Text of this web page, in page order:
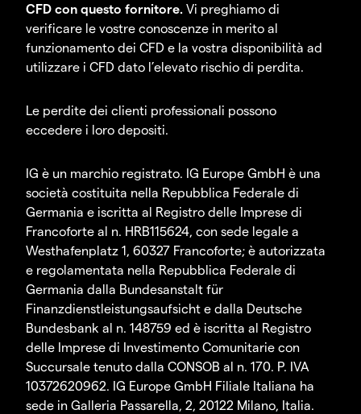
CFD con questo fornitore. Vi preghiamo di
verificare le vostre conoscenze in merito al
funzionamento dei CFD e la vostra disponibilità ad
utilizzare i CFD dato l’elevato rischio di perdita.
Le perdite dei clienti professionali possono
eccedere i loro depositi.
IG è un marchio registrato. IG Europe GmbH è una
società costituita nella Repubblica Federale di
Germania e iscritta al Registro delle Imprese di
Francoforte al n. HRB115624, con sede legale a
Westhafenplatz 1, 60327 Francoforte; è autorizzata
e regolamentata nella Repubblica Federale di
Germania dalla Bundesanstalt für
Finanzdienstleistungsaufsicht e dalla Deutsche
Bundesbank al n. 148759 ed è iscritta al Registro
delle Imprese di Investimento Comunitarie con
Succursale tenuto dalla CONSOB al n. 170. P. IVA
10372620962. IG Europe GmbH Filiale Italiana ha
sede in Galleria Passarella, 2, 20122 Milano, Italia.